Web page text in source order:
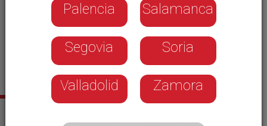
Palencia Salamanca
Segovia Soria
Valladolid Zamora